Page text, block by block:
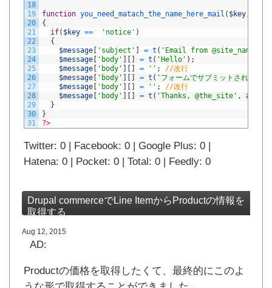
18
19
20
21
22
23
24
25
26
27
28
29
30
31
function you_need_matach_the_name_here_mail ( $key
{
if( $key == 'notice' )
{
$message [ 'subject' ] = t ( 'Email from @site_name'
$message [ 'body' ] [ ] = t ( 'Hello' ) ;
$message [ 'body' ] [ ] = '' ;
//改行
$message [ 'body' ] [ ] = t ( 'フォームでサブミットされた内
$message [ 'body' ] [ ] = '' ;
//改行
$message [ 'body' ] [ ] = t ( 'Thanks, @the_site' , array
}
}
?>
Twitter: 0 | Facebook: 0 | Google Plus: 0 |
Hatena: 0 | Pocket: 0 | Total: 0 | Feedly: 0
Drupal commerceでLine ItemからProductの情報を
取得する
Aug 12, 2015
AD:
Productの価格を取得したくて、最終的にこのよ